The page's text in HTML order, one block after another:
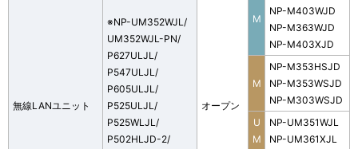
無線LANユニット
※NP-UM352WJL/
UM352WJL-PN/
P627ULJL/
P547ULJL/
P605ULJL/
P525ULJL/
P525WLJL/
P502HLJD-2/
オープン
M
NP-M403WJD
NP-M363WJD
NP-M403XJD
M
NP-M353HSJD
NP-M353WSJD
NP-M303WSJD
U
M
NP-UM351WJL
NP-UM361XJL